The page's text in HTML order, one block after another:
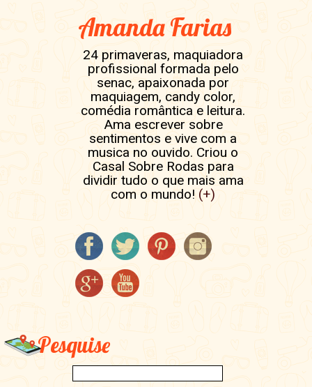
Amanda Farias
24 primaveras, maquiadora
profissional formada pelo
senac, apaixonada por
maquiagem, candy color,
comédia romântica e leitura.
Ama escrever sobre
sentimentos e vive com a
musica no ouvido. Criou o
Casal Sobre Rodas para
dividir tudo o que mais ama
com o mundo! (+)
Pesquise